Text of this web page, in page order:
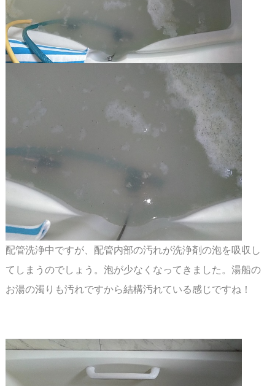
配管洗浄中ですが、配管内部の汚れが洗浄剤の泡を吸収し
てしまうのでしょう。泡が少なく なってきました。湯船の
お湯の濁りも汚れですから結構汚れている感じですね！